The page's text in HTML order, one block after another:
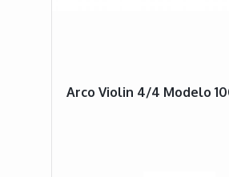
Arco Violin 4/4 Modelo